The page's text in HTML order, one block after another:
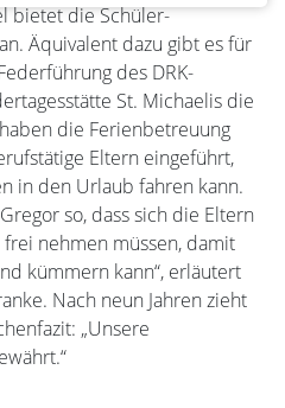
bietet die Schüler-
Äquivalent dazu gibt es für
des DRK-
St. Michaelis die
die Ferienbetreuung
Eltern eingeführt,
in den Urlaub fahren kann.
so, dass sich die Eltern
nehmen müssen, damit
kümmern kann“, erläutert
Nach neun Jahren zieht
„Unsere